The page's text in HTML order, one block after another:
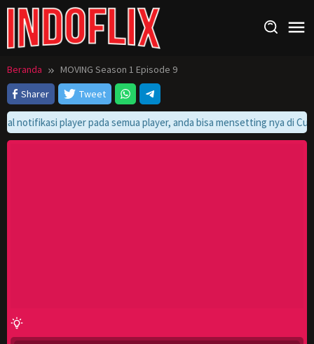
Loncat
konten
Beranda
MOVING Season 1 Episode 9
Sharer
Tweet
notifikasi player pada semua player, anda bisa mensetting nya di